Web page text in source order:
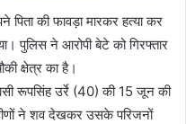
की फावड़ा मारकर हत्या कर
पुलिस ने आरोपी बेटे को गिरफ्तार
क्षेत्र का है।
रूपसिंह उर्रे (40) की 15 जून की
ने शव देखकर उसके परिजनों